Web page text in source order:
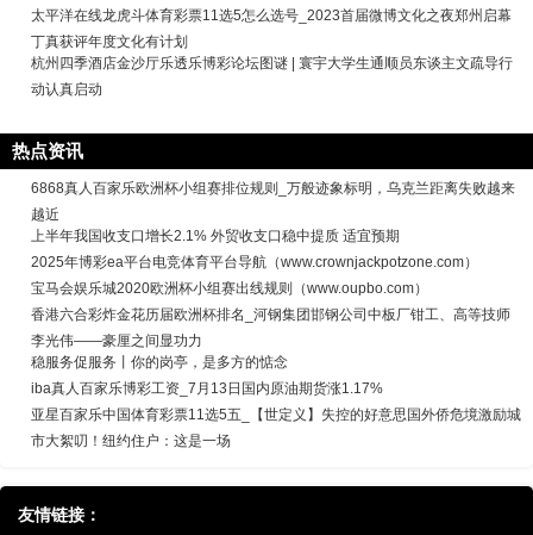
太平洋在线龙虎斗体育彩票11选5怎么选号_2023首届微博文化之夜郑州启幕
丁真获评年度文化有计划
杭州四季酒店金沙厅乐透乐博彩论坛图谜 | 寰宇大学生通顺员东谈主文疏导行
动认真启动
热点资讯
6868真人百家乐欧洲杯小组赛排位规则_万般迹象标明，乌克兰距离失败越来
越近
上半年我国收支口增长2.1% 外贸收支口稳中提质 适宜预期
2025年博彩ea平台电竞体育平台导航（www.crownjackpotzone.com）
宝马会娱乐城2020欧洲杯小组赛出线规则（www.oupbo.com）
香港六合彩炸金花历届欧洲杯排名_河钢集团邯钢公司中板厂钳工、高等技师
李光伟——豪厘之间显功力
稳服务促服务丨你的岗亭，是多方的惦念
iba真人百家乐博彩工资_7月13日国内原油期货涨1.17%
亚星百家乐中国体育彩票11选5五_【世定义】失控的好意思国外侨危境激励城
市大絮叨！纽约住户：这是一场
友情链接：